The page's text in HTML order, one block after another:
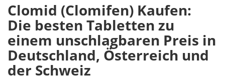
Clomid (Clomifen) Kaufen:
Die besten Tabletten zu
einem unschlagbaren Preis in
Deutschland, Österreich und
der Schweiz